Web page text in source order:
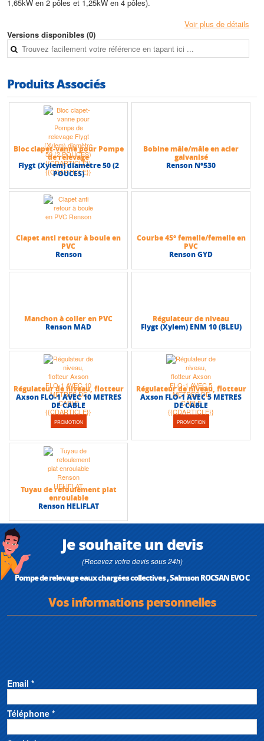
1,65kW en 2 pôles et 1,25kW en 4 pôles).
Partie hydraulique
• Submersible, axe vertical
• Raccord à bride
• Aspiration axiale sous le corps
• Roue monocanal
• Général : étanche à rotor sec
• Protection : sonde PTO intégrée (sonde PTC sur demande) protégeant
le moteur contre toute surchauffe
• Démarrage :
- Version monophasée : condensateur intégré
- Version triphasée : démarrage direct en dessous de 4 kW
contre le manque d’eau
• Câble : Type : H07RN-F Section : 7G1,5 (< 4kW) et 10G1,5 (> 4kW)
Longueur : 10 m
• Alimentation réseau : 1~230V ou 3~400V, 50 Hz
• Classe d’isolation : F
• Indice de protection : IP 68
• DN orifice refoulement : 50 à 100 mm
• Hauteur max (HMT) : 48 m
Voir plus de détails
Versions disponibles (0)
Produits Associés
Bloc clapet-vanne pour Pompe
de relevage
Flygt (Xylem) diamètre 50 (2
POUCES)
Bobine mâle/mâle en acier
galvanisé
Renson N°530
Clapet anti retour à boule en
PVC
Renson
Courbe 45° femelle/femelle en
PVC
Renson GYD
Manchon à coller en PVC
Renson MAD
Régulateur de niveau
Flygt (Xylem) ENM 10 (BLEU)
PROMOTION
Régulateur de niveau, flotteur
Axson FLO-1 AVEC 10 METRES
DE CABLE
PROMOTION
Régulateur de niveau, flotteur
Axson FLO-1 AVEC 5 METRES
DE CABLE
Tuyau de refoulement plat
enroulable
Renson HELIFLAT
Je souhaite un devis
(Recevez votre devis sous 24h)
Pompe de relevage eaux chargées collectives , Salmson ROCSAN EVO C
Vos informations personnelles
Email *
Téléphone *